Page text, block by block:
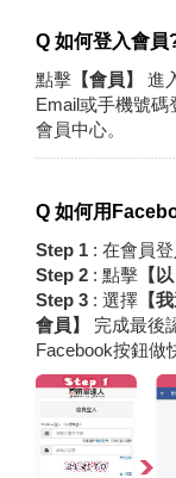
Q 如何登入會員
點擊 【會員】 進
Email或手機號碼
會員中心。
Q 如何用
Step 1 : 在會員
Step 2 : 點擊 【
Step 3 : 選擇 【
會員】 完成最後
Facebook按鈕做